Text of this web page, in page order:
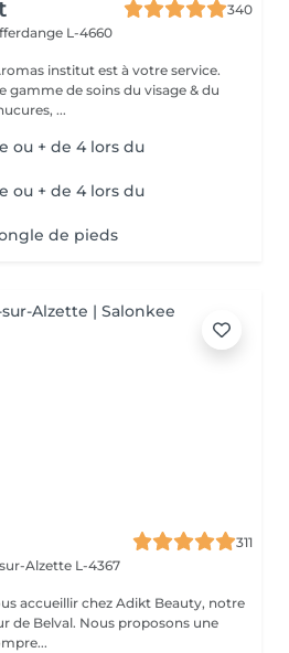
340
L-4660
institut est à votre service.
gamme de soins du visage & du
...
ou + de 4 lors du
ou + de 4 lors du
de pieds
311
Alzette L-4367
accueillir chez Adikt Beauty, notre
proposons une